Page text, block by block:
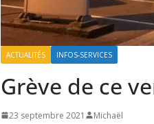
ACTUALITÉS INFOS-SERVICES
Grève de ce
23 septembre 2021 Michaël